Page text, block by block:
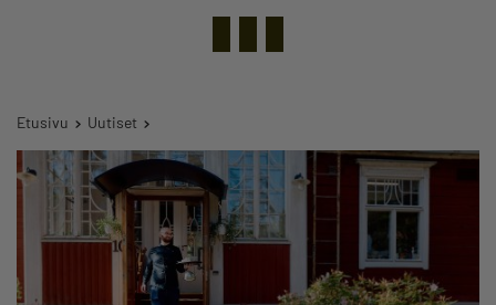
Etusivu Uutiset